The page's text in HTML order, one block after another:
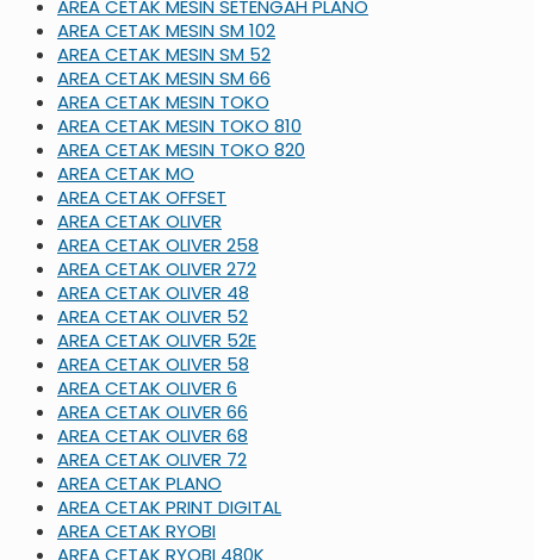
AREA CETAK MESIN SETENGAH PLANO
AREA CETAK MESIN SM 102
AREA CETAK MESIN SM 52
AREA CETAK MESIN SM 66
AREA CETAK MESIN TOKO
AREA CETAK MESIN TOKO 810
AREA CETAK MESIN TOKO 820
AREA CETAK MO
AREA CETAK OFFSET
AREA CETAK OLIVER
AREA CETAK OLIVER 258
AREA CETAK OLIVER 272
AREA CETAK OLIVER 48
AREA CETAK OLIVER 52
AREA CETAK OLIVER 52E
AREA CETAK OLIVER 58
AREA CETAK OLIVER 6
AREA CETAK OLIVER 66
AREA CETAK OLIVER 68
AREA CETAK OLIVER 72
AREA CETAK PLANO
AREA CETAK PRINT DIGITAL
AREA CETAK RYOBI
AREA CETAK RYOBI 480K